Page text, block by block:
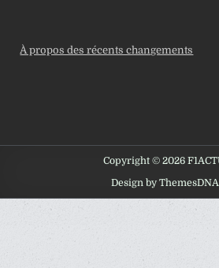
À propos des récents changements
Copyright © 2026
Design by